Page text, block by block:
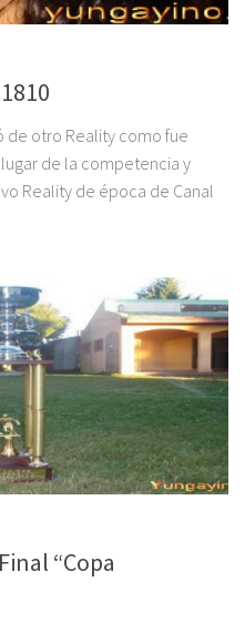
de otro Reality como fue
de la competencia y
Reality de época de Canal
“Copa